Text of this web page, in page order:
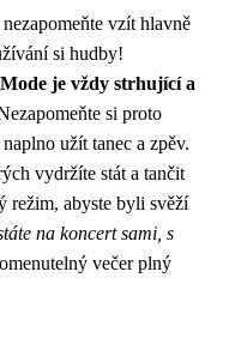
vzít hlavně
si hudby!
je vždy strhující a
si proto
užít tanec a zpěv.
vydržíte stát a tančit
režim, abyste byli svěží
na koncert sami, s
večer plný